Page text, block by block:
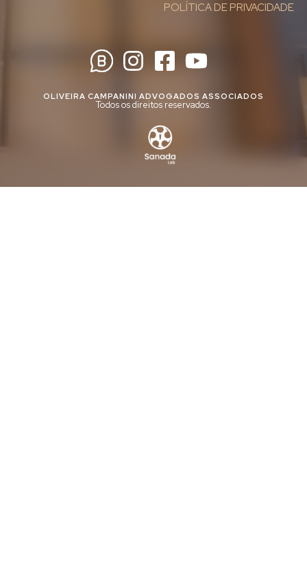
POLÍTICA DE PRIVACIDADE
OLIVEIRA CAMPANINI ADVOGADOS ASSOCIADOS
Todos os direitos reservados.